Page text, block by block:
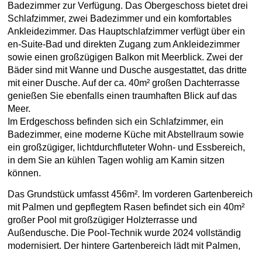
Badezimmer zur Verfügung. Das Obergeschoss bietet drei
Schlafzimmer, zwei Badezimmer und ein komfortables
Ankleidezimmer. Das Hauptschlafzimmer verfügt über ein
en-Suite-Bad und direkten Zugang zum Ankleidezimmer
sowie einen großzügigen Balkon mit Meerblick. Zwei der
Bäder sind mit Wanne und Dusche ausgestattet, das dritte
mit einer Dusche. Auf der ca. 40m² großen Dachterrasse
genießen Sie ebenfalls einen traumhaften Blick auf das
Meer.
Im Erdgeschoss befinden sich ein Schlafzimmer, ein
Badezimmer, eine moderne Küche mit Abstellraum sowie
ein großzügiger, lichtdurchfluteter Wohn- und Essbereich,
in dem Sie an kühlen Tagen wohlig am Kamin sitzen
können.
Das Grundstück umfasst 456m². Im vorderen Gartenbereich
mit Palmen und gepflegtem Rasen befindet sich ein 40m²
großer Pool mit großzügiger Holzterrasse und
Außendusche. Die Pool-Technik wurde 2024 vollständig
modernisiert. Der hintere Gartenbereich lädt mit Palmen,